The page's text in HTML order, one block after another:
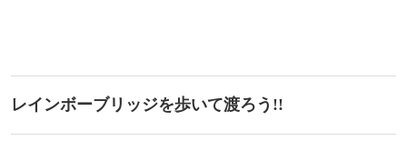
レインボーブリッジを歩いて渡ろう!!